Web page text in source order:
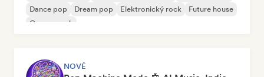
Dance pop
Dream pop Elektronický rock
Future house
Garage rock
NOVÉ